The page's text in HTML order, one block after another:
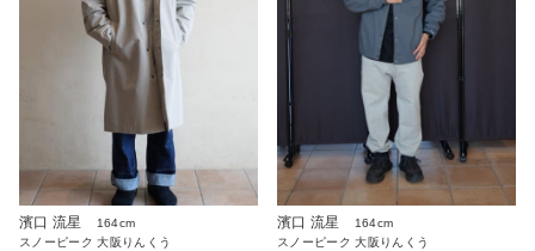
濱口 流星
164cm
スノーピーク 大阪りんくう
濱口 流星
164cm
スノーピーク 大阪りんくう